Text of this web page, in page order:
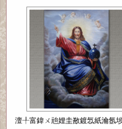
澶╀富鍏ㄨ兘娌圭敾鍍忥紙瀹氬